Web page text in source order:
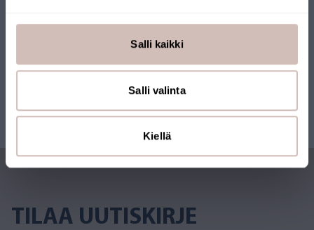
Salli kaikki
Salli valinta
Kiellä
TILAA UUTISKIRJE